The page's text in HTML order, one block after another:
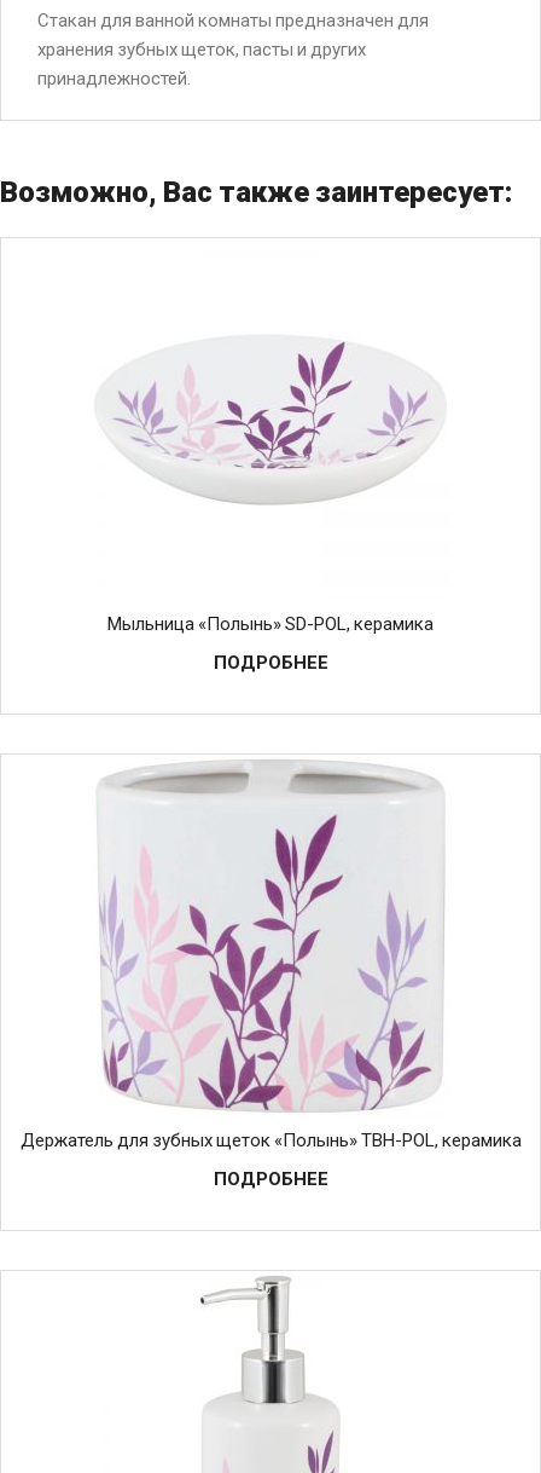
Стакан для ванной комнаты предназначен для
хранения зубных щеток, пасты и других
принадлежностей.
Возможно, Вас также заинтересует:
Мыльница «Полынь» SD-POL, керамика
ПОДРОБНЕЕ
Держатель для зубных щеток «Полынь» TBH-POL, керамика
ПОДРОБНЕЕ